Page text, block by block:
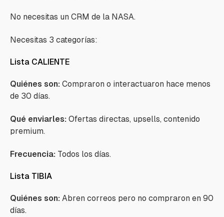
No necesitas un CRM de la NASA.
Necesitas 3 categorías:
Lista CALIENTE
Quiénes son: Compraron o interactuaron hace menos
de 30 días.
Qué enviarles: Ofertas directas, upsells, contenido
premium.
Frecuencia: Todos los días.
Lista TIBIA
Quiénes son: Abren correos pero no compraron en 90
días.